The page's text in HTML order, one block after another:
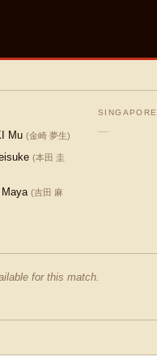
Mu (金崎 夢生)
(本田 圭
(吉田 麻
SINGAPORE
—
for this match.